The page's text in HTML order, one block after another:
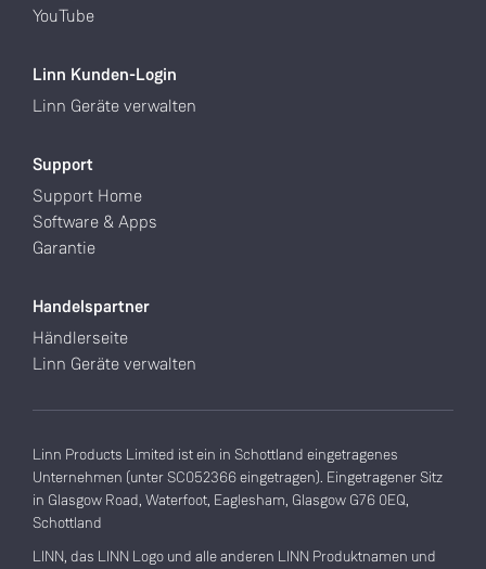
YouTube
Linn Kunden-Login
Linn Geräte verwalten
Support
Support Home
Software & Apps
Garantie
Handelspartner
Händlerseite
Linn Geräte verwalten
Linn Products Limited ist ein in Schottland eingetragenes
Unternehmen (unter SC052366 eingetragen). Eingetragener Sitz
in Glasgow Road, Waterfoot, Eaglesham, Glasgow G76 0EQ,
Schottland
LINN, das LINN Logo und alle anderen LINN Produktnamen und